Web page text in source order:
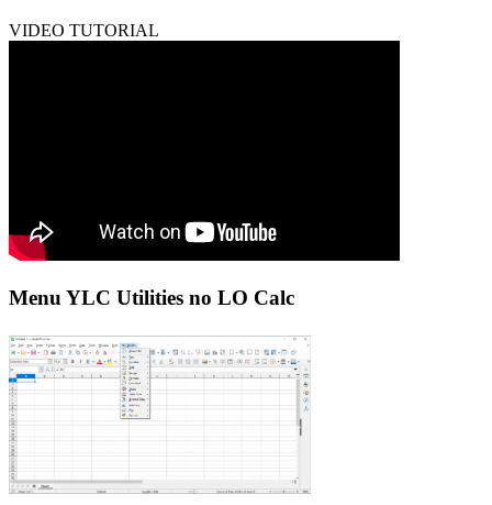
VIDEO TUTORIAL
Menu YLC Utilities no LO Calc